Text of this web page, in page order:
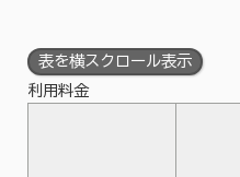
表を横スクロール表示
利用料金